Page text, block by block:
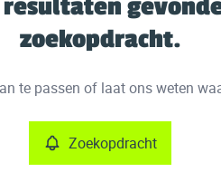
resultaten
zoekopdracht.
te passen of laat ons weten
Zoekopdracht